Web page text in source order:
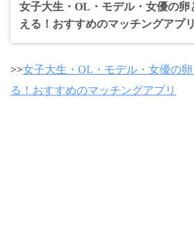
女子大生・OL・モデル・女優の卵
える！おすすめのマッチングアプリ
>>女子大生・OL・モデル・女優の
る！おすすめのマッチングアプリ